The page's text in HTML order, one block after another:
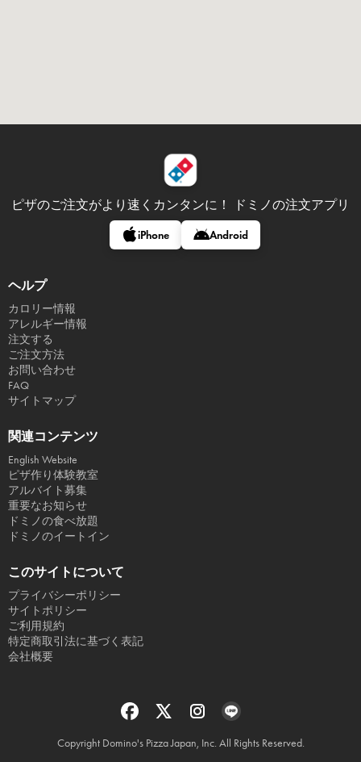
ピザのご注文がより速くカンタンに！ ドミノの注文アプリ
iPhone Android
ヘルプ
カロリー情報
アレルギー情報
注文する
ご注文方法
お問い合わせ
FAQ
サイトマップ
関連コンテンツ
English Website
ピザ作り体験教室
アルバイト募集
重要なお知らせ
ドミノの食べ放題
ドミノのイートイン
このサイトについて
プライバシーポリシー
サイトポリシー
ご利用規約
特定商取引法に基づく表記
会社概要
Copyright Domino's Pizza Japan, Inc. All Rights Reserved.